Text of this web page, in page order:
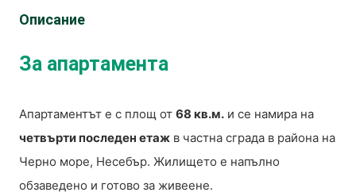
Описание
За апартамента
Апартаментът е с площ от 68 кв.м. и се намира на
четвърти последен етаж в частна сграда в района на
Черно море, Несебър. Жилището е напълно
обзаведено и готово за живеене.